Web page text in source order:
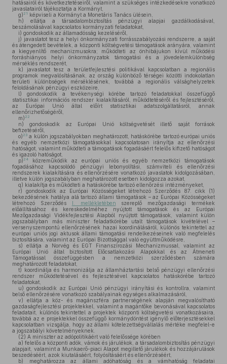
hatásairól és következtetéseiről, valamint a szükséges intézkedésekre vonatkozó
javaslatairól tájékoztatja a Kormányt,
g) 21 képviseli a Kormányt a Monetáris Tanács ülésein,
h) ellátja a társadalombiztosítás pénzügyi alapjai gazdálkodásával,
beszámolásával kapcsolatos kormányzati feladatokat,
i) gondoskodik az államadósság kezeléséről,
j) javaslatot tesz a helyi önkormányzati forrásszabályozási rendszerre, a saját
és átengedett bevételek, a központi költségvetési támogatások arányára, valamint
a kiegyenlítő mechanizmusokra; működteti az önhibájukon kívül működési
forráshiányos helyi önkormányzatok támogatási és a jövedelemkülönbség
mérséklés rendszerét,
k) javaslatot tesz a területfejlesztési politikával kapcsolatban a regionális
programok megvalósításának, az ország különböző térségei közötti indokolatlan
területi különbségek mérséklésének, továbbá a regionális válsághelyzetek
feloldásának pénzügyi eszközeire,
l) gondoskodik a tevékenységi körébe tartozó feladatokkal összefüggő
statisztikai információs rendszer kialakításáról, működtetéséről és fejlesztéséről,
az Európai Unió által előírt statisztikai adatszolgáltatásról, annak
ellenőrizhetőségéről,
m) 22
n) gondoskodik az Európai Unió költségvetését illető saját források
befizetéséről,
o) 23 a külön jogszabályokban meghatározott, hatáskörébe tartozó európai uniós
és egyéb nemzetközi támogatásokkal kapcsolatosan irányítja az ellenőrzési
hatóságot, valamint működteti a támogatások fogadásáért felelős kifizető hatóságot
és igazoló hatóságot,
p) 24
közreműködik az európai uniós és egyéb nemzetközi támogatások
fogadásához kapcsolódó pénzügyi lebonyolítási, számviteli és ellenőrzési
rendszerek kialakítására és ellenőrzésére vonatkozó javaslatok kidolgozásában,
illetve külön jogszabályban meghatározott esetben kidolgozza azokat,
q) kialakítja és működteti a hatáskörébe tartozó ellenőrzési intézményeket,
r) gondoskodik az Európai Közösségeket létrehozó Szerződés 87. cikk (1)
bekezdésének hatálya alá tartozó állami támogatások – az Európai Közösségeket
létrehozó Szerződés
I. mellékletében szereplő mezőgazdasági termékek
előállításához és kereskedelméhez nyújtott támogatások és az Európai
Mezőgazdasági Vidékfejlesztési Alapból nyújtott támogatások, valamint külön
jogszabályban más miniszter feladatkörébe utalt támogatások kivételével –
versenyszempontú ellenőrzésének hazai koordinálásáról, különös tekintettel az
európai uniós jogi aktusok állami támogatási rendelkezéseinek való megfelelés
biztosítására, valamint az Európai Bizottsággal való együttműködésre,
s) ellátja a Norvég és EGT Finanszírozási Mechanizmussal, valamint az
Európai Unió által biztosított Előcsatlakozási Alapokkal és az Átmeneti
Támogatással összefüggésben a nemzetközi szerződésben számára
meghatározott feladatokat,
t) koordinálja és harmonizálja az államháztartási belső pénzügyi ellenőrzési
rendszer működtetésével és fejlesztésével kapcsolatos hatáskörébe tartozó
feladatokat,
u) gondoskodik az Európai Unió pénzügyi irányítási és kontrollra, valamint
belső ellenőrzésére vonatkozó szabályainak egységes alkalmazásáról,
v) ellátja a köz- és magánszféra partnerségének alapján megvalósítható
gazdaságfejlesztési projektekkel, valamint a magántőke bevonásával kapcsolatos
feladatait, különös tekintettel a projektek központi költségvetési vonatkozásaira,
továbbá az e projektekkel összefüggő kormánydöntést igénylő előterjesztésekkel
kapcsolatban vizsgálja, hogy az állami kötelezettségvállalás mértéke megfelel-e
a jogszabályi követelményeknek.
(2) A miniszter az adópolitikáért való felelőssége körében
a) felelős a központi adók, vámok és járulékok, a társadalombiztosítás pénzügyi
alapjait, valamint a Munkaerő-piaci Alapot megillető járulékok és hozzájárulások
beszedéséért, azok kiutalásáért, folyósításáért és ellenőrzéséért,
b) meghatározza az állami adóhatóság és a vámhatóság feladatai